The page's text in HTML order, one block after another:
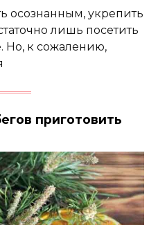
осознанным, укрепить
лишь посетить
Но, к сожалению,
приготовить